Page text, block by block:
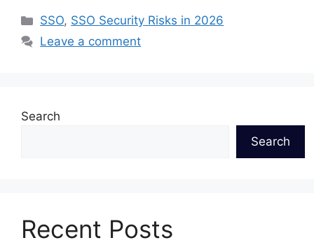
Categories
SSO, SSO Security Risks in 2026
Leave a comment
Search
Search
Recent Posts